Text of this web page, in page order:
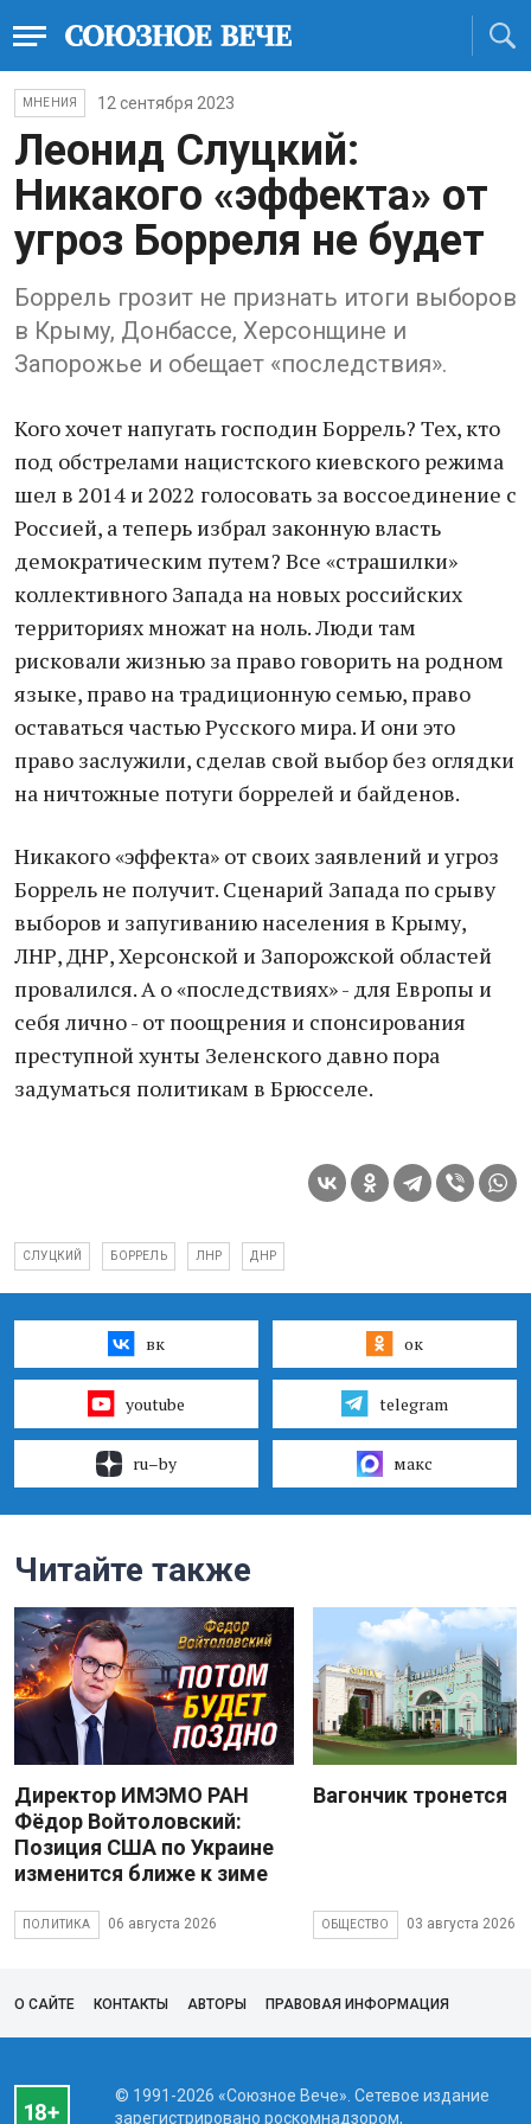
МНЕНИЯ 12 сентября 2023
Леонид Слуцкий:
Никакого «эффекта» от
угроз Борреля не будет
Боррель грозит не признать итоги выборов
в Крыму, Донбассе, Херсонщине и
Запорожье и обещает «последствия».
Кого хочет напугать господин Боррель? Тех, кто
под обстрелами нацистского киевского режима
шел в 2014 и 2022 голосовать за воссоединение с
Россией, а теперь избрал законную власть
демократическим путем? Все «страшилки»
коллективного Запада на новых российских
территориях множат на ноль. Люди там
рисковали жизнью за право говорить на родном
языке, право на традиционную семью, право
оставаться частью Русского мира. И они это
право заслужили, сделав свой выбор без оглядки
на ничтожные потуги боррелей и байденов.
Никакого «эффекта» от своих заявлений и угроз
Боррель не получит. Сценарий Запада по срыву
выборов и запугиванию населения в Крыму,
ЛНР, ДНР, Херсонской и Запорожской областей
провалился. А о «последствиях» - для Европы и
себя лично - от поощрения и спонсирования
преступной хунты Зеленского давно пора
задуматься политикам в Брюсселе.
СЛУЦКИЙ БОРРЕЛЬ ЛНР ДНР
вк ок
youtube telegram
ru–by макс
Читайте также
Директор ИМЭМО РАН
Фёдор Войтоловский:
Позиция США по Украине
изменится ближе к зиме
ПОЛИТИКА 06 августа 2026
Вагончик тронется
ОБЩЕСТВО 03 августа 2026
О САЙТЕ КОНТАКТЫ АВТОРЫ ПРАВОВАЯ ИНФОРМАЦИЯ
© 1991-2026 «Союзное Вече». Сетевое издание
зарегистрировано роскомнадзором,